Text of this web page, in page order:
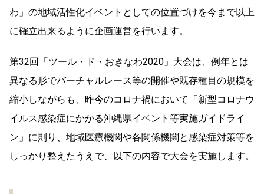
わ」の地域活性化イベントとしての位置づけを今まで以上
に確立出来るように企画運営を行います。
第32回「ツール・ド・おきなわ2020」大会は、例年とは
異なる形でバーチャルレース等の開催や既存種目の規模を
縮小しながらも、昨今のコロナ禍において「新型コロナウ
イルス感染症にかかる沖縄県イベント等実施ガイドライ
ン」に則り、地域医療機関や各関係機関と感染症対策等を
しっかり整えたうえで、以下の内容で大会を実施します。